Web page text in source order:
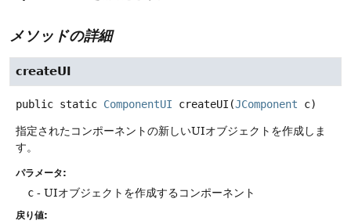
メソッドの詳細
createUI
public static ComponentUI createUI (JComponent c)
指定されたコンポーネントの新しいUIオブジェクトを作成しま
す。
パラメータ:
c - UIオブジェクトを作成するコンポーネント
戻り値: